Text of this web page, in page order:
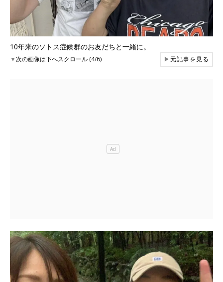
10年来のソトス症候群のお友だちと一緒に。
▼次の画像は下へスクロール (4/6) ▶元記事を見る